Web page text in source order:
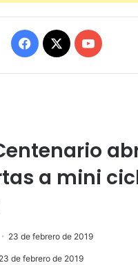
a mini
23 de febrero de 2019
de febrero de 2019
F
a
b
o
k
X
Y
o
u
b